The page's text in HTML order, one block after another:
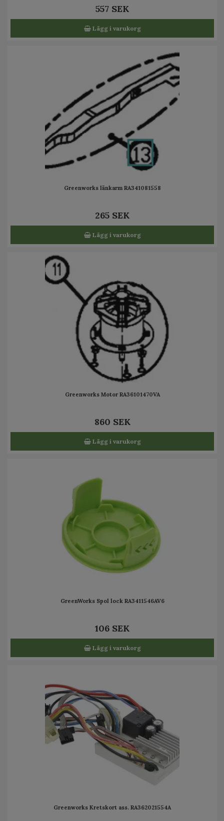
557 SEK
Lägg i varukorg
Greenworks länkarm RA341081558
265 SEK
Lägg i varukorg
Greenworks Motor RA36101470VA
860 SEK
Lägg i varukorg
GreenWorks Spol lock RA3411546AV6
106 SEK
Lägg i varukorg
Greenworks Kretskort ass. RA362021554A